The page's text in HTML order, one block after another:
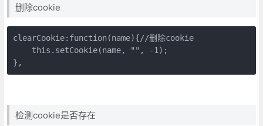
删除cookie
clearCookie:function(name){//删除cookie
    this.setCookie(name, "", -1);
},
检测cookie是否存在